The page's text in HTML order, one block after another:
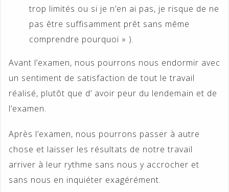
trop limités ou si je n’en ai pas, je risque de ne
pas être suffisamment prêt sans même
comprendre pourquoi » ).
Avant l’examen, nous pourrons nous endormir avec
un sentiment de satisfaction de tout le travail
réalisé, plutôt que d’ avoir peur du lendemain et de
l’examen.
Après l’examen, nous pourrons passer à autre
chose et laisser les résultats de notre travail
arriver à leur rythme sans nous y accrocher et
sans nous en inquiéter exagérément.